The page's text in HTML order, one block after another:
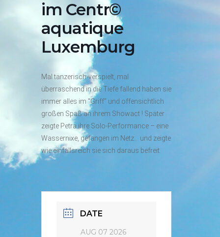
im Centr©
aquatique
Luxemburg
Mal tänzerisch-verspielt, mal
überraschend in die Tiefe fallend haben sie
immer alles im "Griff" und offensichtlich
großen Spaß an ihrem Showact ! Später
zeigte Petra ihre Solo-Performance – eine
Wassernixe, gefangen im Netz… und zeigte
wie einfallsreich sie sich daraus befreit.
DATE
AUG 07 2026